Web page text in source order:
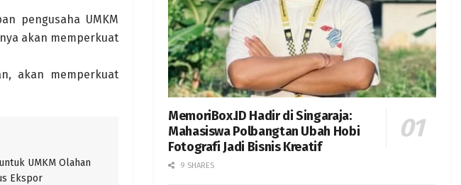
pengusaha UMKM
akan memperkuat
akan memperkuat
UMKM Olahan
Ekspor
MemoriBox.ID Hadir di Singaraja:
Mahasiswa Polbangtan Ubah Hobi
Fotografi Jadi Bisnis Kreatif
9 SHARES